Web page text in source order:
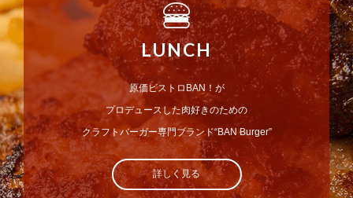
LUNCH
原価ビストロBAN！が
プロデュースした肉好きのための
クラフトバーガー専門ブランド“BAN Burger”
詳しく見る